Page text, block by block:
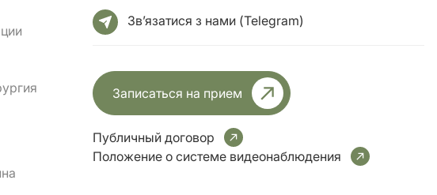
Зв’язатися з нами (Telegram)
Записаться на прием
Публичный договор
Положение о системе видеонаблюдения